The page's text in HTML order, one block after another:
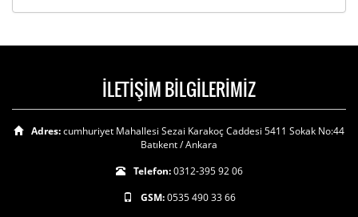
İLETİŞİM BİLGİLERİMİZ
Adres:cumhuriyet Mahallesi Sezai Karakoç Caddesi 5411 Sokak No:44
Batıkent / Ankara
Telefon:0312-395 92 06
GSM:0535 490 33 66